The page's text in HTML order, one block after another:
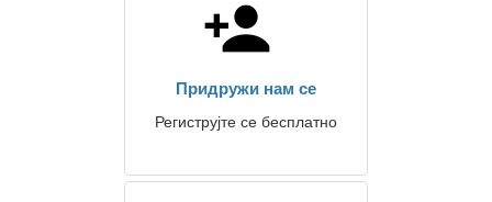
Придружи нам се
Региструјте се бесплатно